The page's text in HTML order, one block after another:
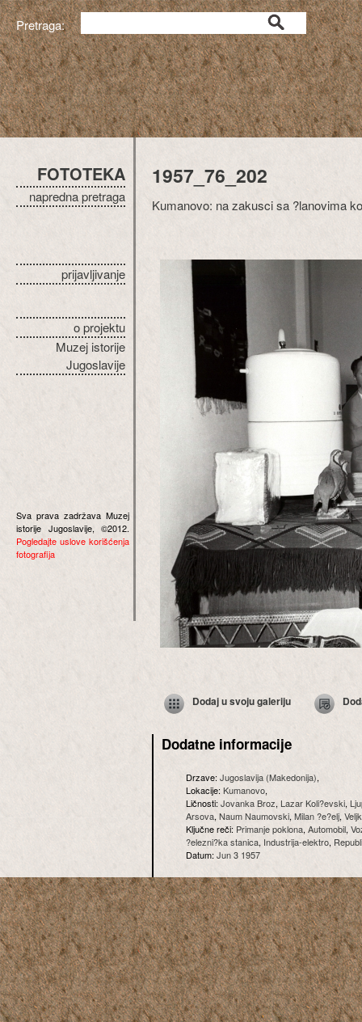
Pretraga:
FOTOTEKA
napredna pretraga
prijavljivanje
o projektu
Muzej istorije
Jugoslavije
Sva prava zadržava Muzej
istorije Jugoslavije, ©2012.
Pogledajte uslove korišćenja
fotografija
1957_76_202
Kumanovo: na zakusci sa ?lanovima
Dodaj u svoju galeriju
Dodatne informacije
Drzave:Jugoslavija (Makedonija),
Lokacije:Kumanovo,
Ličnosti:Jovanka Broz, Lazar Koli?evski,
Arsova, Naum Naumovski, Milan ?e?elj,
Ključne reči: Primanje poklona, Automobil,
?elezni?ka stanica, Industrija-elektro,
Datum:Jun 3 1957